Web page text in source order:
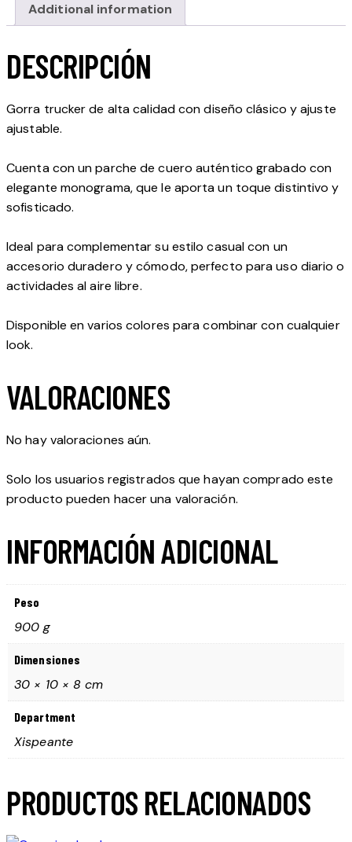
Additional information
DESCRIPCIÓN
Gorra trucker de alta calidad con diseño clásico y ajuste
ajustable.
Cuenta con un parche de cuero auténtico grabado con
elegante monograma, que le aporta un toque distintivo y
sofisticado.
Ideal para complementar su estilo casual con un
accesorio duradero y cómodo, perfecto para uso diario o
actividades al aire libre.
Disponible en varios colores para combinar con cualquier
look.
VALORACIONES
No hay valoraciones aún.
Solo los usuarios registrados que hayan comprado este
producto pueden hacer una valoración.
INFORMACIÓN ADICIONAL
Peso
900 g
Dimensiones
30 × 10 × 8 cm
Department
Xispeante
PRODUCTOS RELACIONADOS